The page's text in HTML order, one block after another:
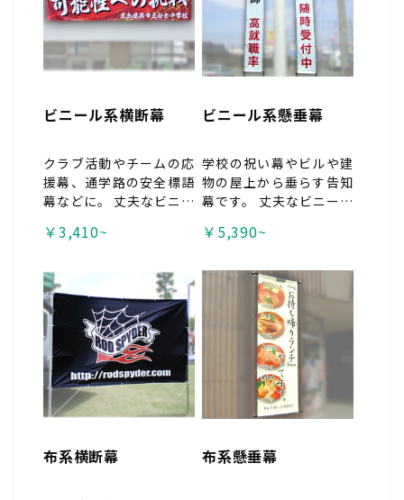
ビニール系横断幕
クラブ活動やチームの応
援幕、通学路の安全標語
幕などに。 丈夫なビニー
も長期で使用が可能で
リン」と、風の影響を受
けにくい「メッシュター
ポリン」の2種類からお
選び下さい！ 店舗看板や
展示会装飾としてもお使
いいただけます。
￥3,410~
ビニール系懸垂幕
学校の祝い幕やビルや建
物の屋上から垂らす告知
幕です。 丈夫なビニール
長期で使用が可能です！
ン」と、風の影響を受け
にくい「メッシュターポ
リン」の2種類からお選
び下さい！設置場所に応
じて生地や加工方法をお
選び下さい！
￥5,390~
布系横断幕 布系懸垂幕